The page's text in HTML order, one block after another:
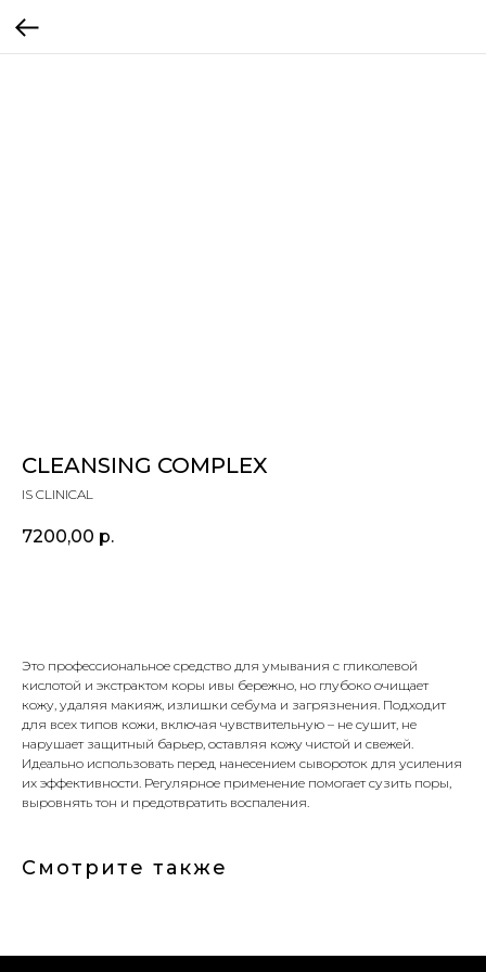
CLEANSING COMPLEX
IS CLINICAL
7200,00 р.
Это профессиональное средство для умывания с гликолевой
кислотой и экстрактом коры ивы бережно, но глубоко очищает
кожу, удаляя макияж, излишки себума и загрязнения. Подходит
для всех типов кожи, включая чувствительную – не сушит, не
нарушает защитный барьер, оставляя кожу чистой и свежей.
Идеально использовать перед нанесением сывороток для усиления
их эффективности. Регулярное применение помогает сузить поры,
выровнять тон и предотвратить воспаления.
Смотрите также